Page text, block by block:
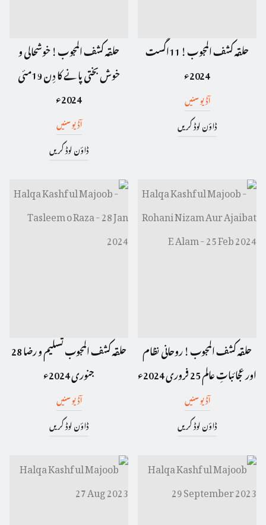
حلقہ کشف المجوب ! 11اگست
2024ء
آڈیو سنیں
ڈاؤن لوڈ کریں
حلقہ کشف المجوب ! خوشحالی و
خوش بختی پانے کا دِن 19مئی
2024ء
آڈیو سنیں
ڈاؤن لوڈ کریں
حلقہ کشف المجوب ! روحانی نظام
اور عجائباتِ عالم 25 فروری 2024ء
آڈیو سنیں
ڈاؤن لوڈ کریں
حلقہ کشف المجوب تسلیم و رضا 28
جنوری 2024ء
آڈیو سنیں
ڈاؤن لوڈ کریں